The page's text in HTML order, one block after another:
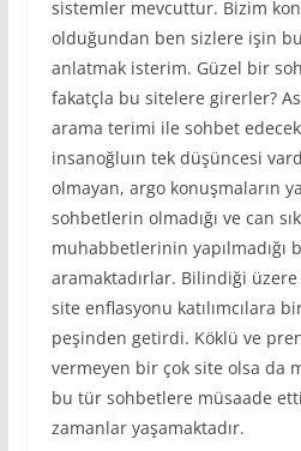
sistemler mevcuttur. Bizim
olduğundan ben sizlere işin
anlatmak isterim. Güzel bir
fakatçla bu sitelere girerler?
arama terimi ile sohbet
insanoğluın tek düşüncesi
olmayan, argo konuşmaların
sohbetlerin olmadığı ve can
muhabbetlerinin yapılmadığı
aramaktadırlar. Bilindiği
site enflasyonu katılımcılara
peşinden getirdi. Köklü ve
vermeyen bir çok site olsa da
bu tür sohbetlere müsaade
zamanlar yaşamaktadır.